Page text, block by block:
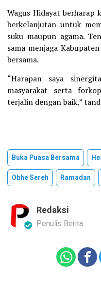
Wagus Hidayat
berkelanjutan untuk
suku maupun agama.
sama menjaga
bersama.
“Harapan saya
masyarakat serta
terjalin dengan baik,”
Buka Puasa Bersama
Obhe Sereh
Ramadan
Redaksi
Penulis Berita